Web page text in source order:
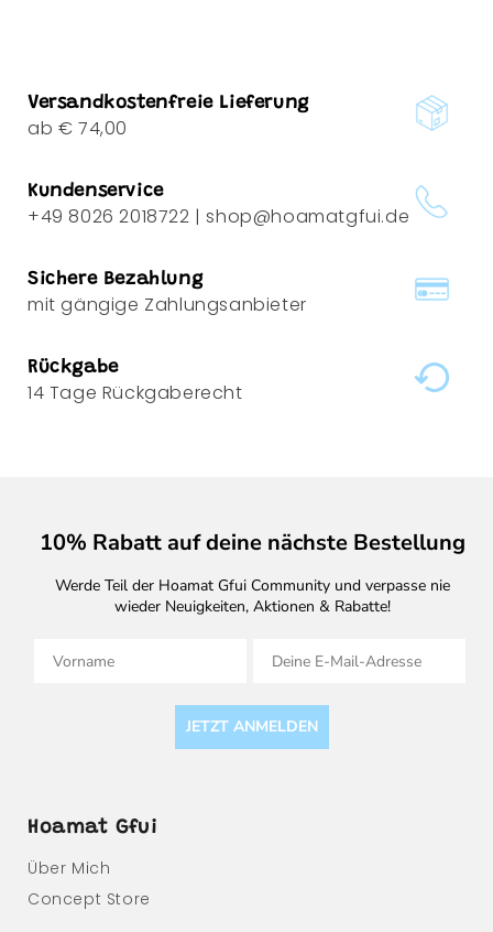
Versandkostenfreie Lieferung
ab € 74,00
Kundenservice
+49 8026 2018722 | shop@hoamatgfui.de
Sichere Bezahlung
mit gängige Zahlungsanbieter
Rückgabe
14 Tage Rückgaberecht
10% Rabatt auf deine nächste Bestellung
Werde Teil der Hoamat Gfui Community und verpasse nie
wieder Neuigkeiten, Aktionen & Rabatte!
JETZT ANMELDEN
Hoamat Gfui
Über Mich
Concept Store